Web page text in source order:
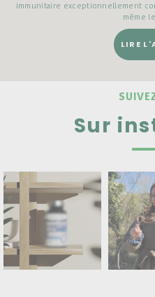
immunitaire exceptionnellement
même
LIRE
Sur